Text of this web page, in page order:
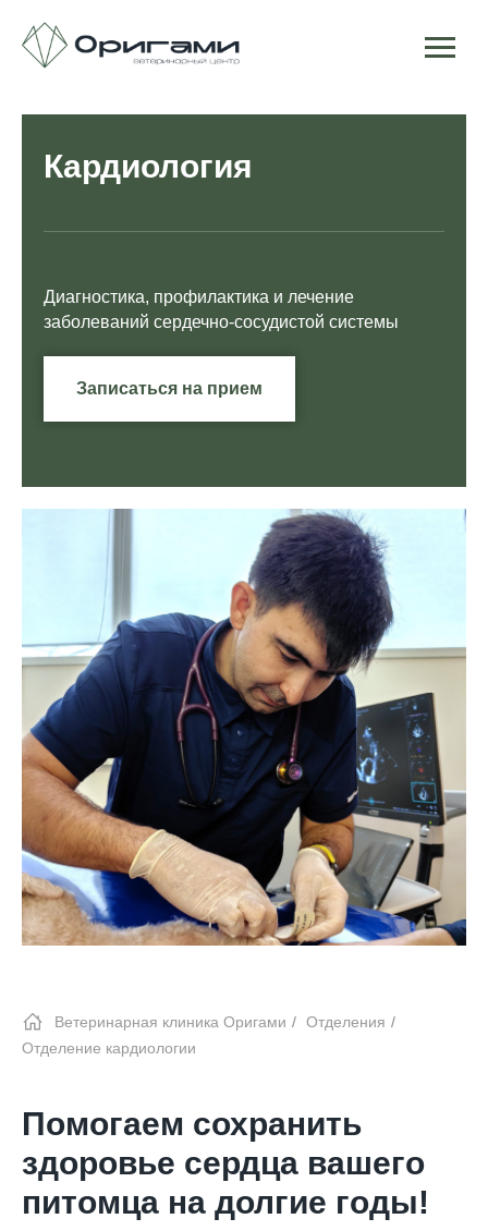
Кардиология
Диагностика, профилактика и лечение
заболеваний сердечно-сосудистой системы
Записаться на прием
Ветеринарная клиника Оригами / Отделения /
Отделение кардиологии
Помогаем сохранить
здоровье сердца вашего
питомца на долгие годы!